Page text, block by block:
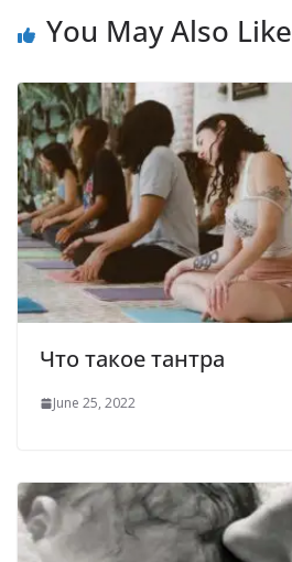
You May Also Like
Что такое тантра
June 25, 2022